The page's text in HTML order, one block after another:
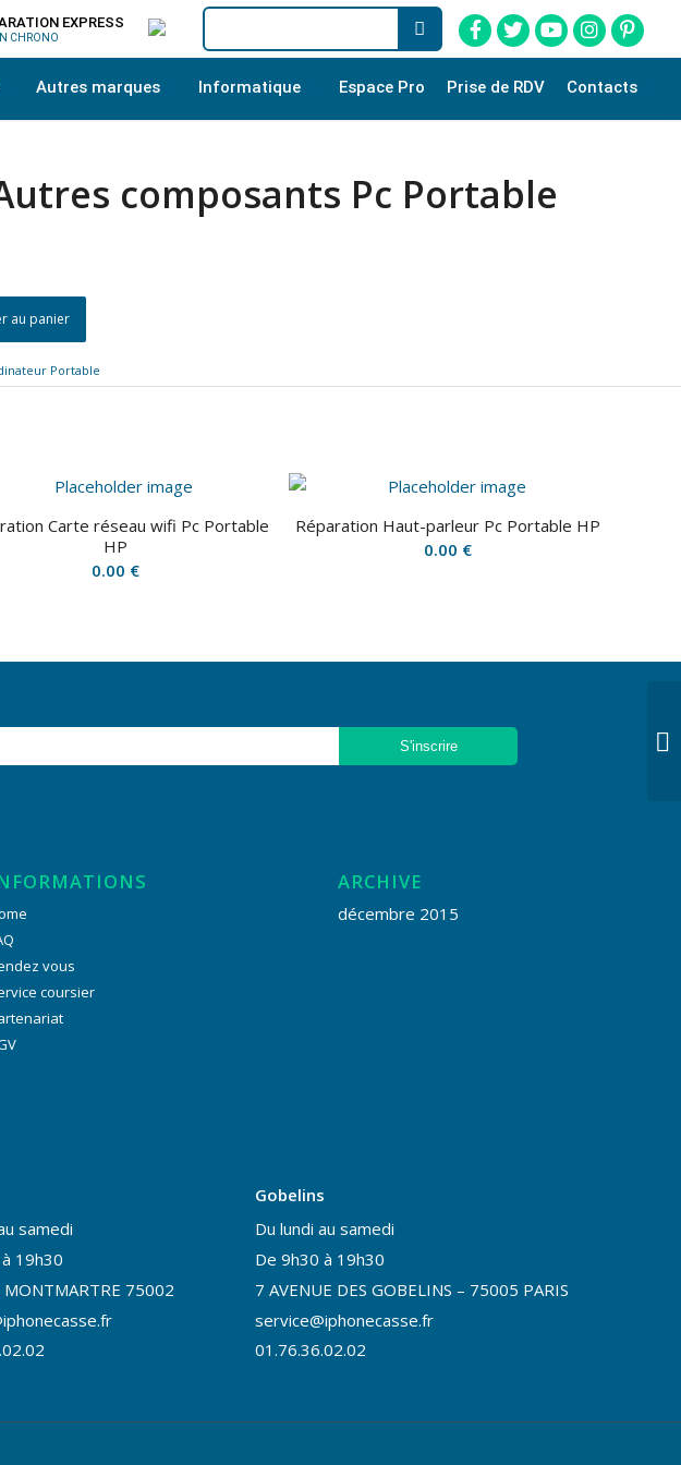
EXPRESS
CHRONO
Autres marques Informatique Espace Pro Prise de RDV Contacts
composants Pc Portable
au panier
Portable
Carte réseau wifi Pc Portable
HP
0.00 €
Réparation Haut-parleur Pc Portable HP
0.00 €
vous
coursier
ARCHIVE
décembre 2015
samedi
19h30
MONTMARTRE 75002
Gobelins
Du lundi au samedi
De 9h30 à 19h30
7 AVENUE DES GOBELINS – 75005 PARIS
service@iphonecasse.fr
01.76.36.02.02